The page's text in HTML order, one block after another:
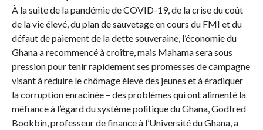
À la suite de la pandémie de COVID-19, de la crise du coût
de la vie élevé, du plan de sauvetage en cours du FMI et du
défaut de paiement de la dette souveraine, l’économie du
Ghana a recommencé à croître, mais Mahama sera sous
pression pour tenir rapidement ses promesses de campagne
visant à réduire le chômage élevé des jeunes et à éradiquer
la corruption enracinée – des problèmes qui ont alimenté la
méfiance à l’égard du système politique du Ghana, Godfred
Bookbin, professeur de finance à l’Université du Ghana, a